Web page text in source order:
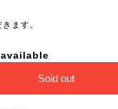
ます。
Sold out